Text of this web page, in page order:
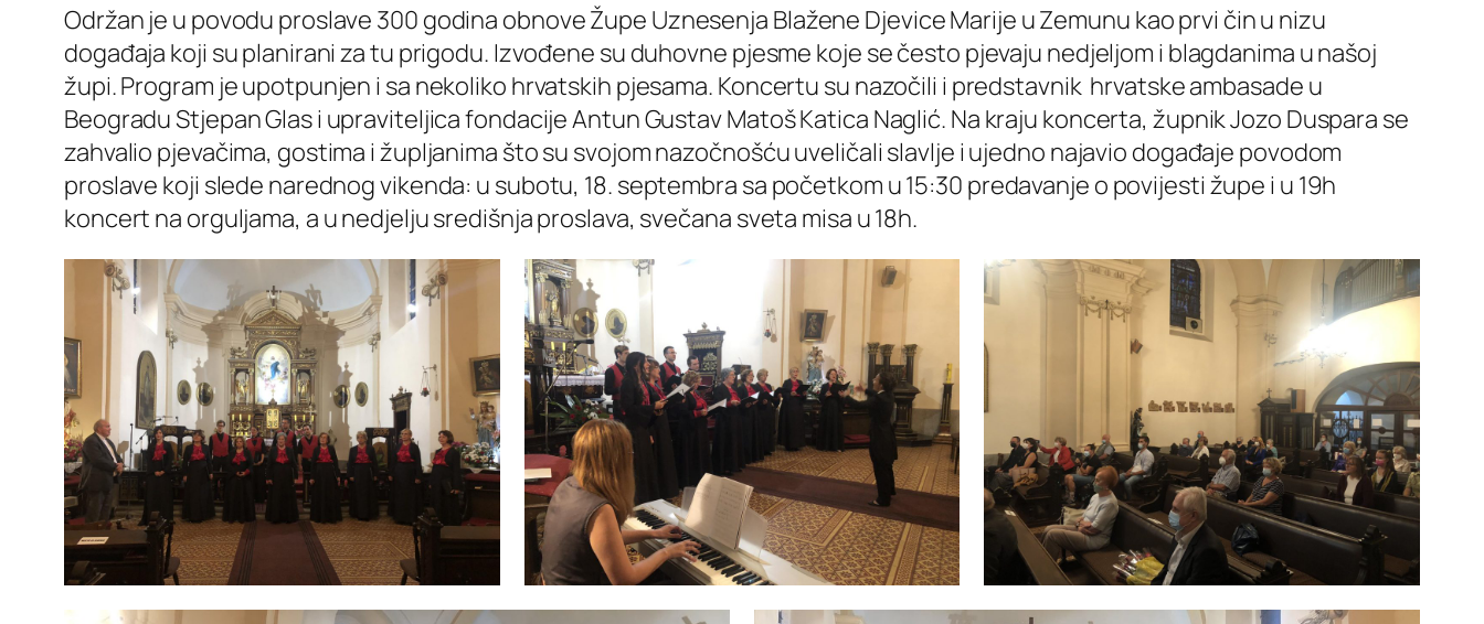
Održan je u povodu proslave 300 godina obnove Župe Uznesenja Blažene Djevice Marije u Zemunu kao prvi čin u nizu
događaja koji su planirani za tu prigodu. Izvođene su duhovne pjesme koje se često pjevaju nedjeljom i blagdanima u našoj
župi. Program je upotpunjen i sa nekoliko hrvatskih pjesama. Koncertu su nazočili i predstavnik hrvatske ambasade u
Beogradu Stjepan Glas i upraviteljica fondacije Antun Gustav Matoš Katica Naglić. Na kraju koncerta, župnik Jozo Duspara se
zahvalio pjevačima, gostima i župljanima što su svojom nazočnošću uveličali slavlje i ujedno najavio događaje povodom
proslave koji slede narednog vikenda: u subotu, 18. septembra sa početkom u 15:30 predavanje o povijesti župe i u 19h
koncert na orguljama, a u nedjelju središnja proslava, svečana sveta misa u 18h.